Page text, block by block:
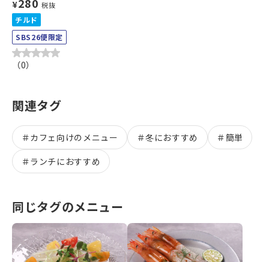
¥
税抜
チルド
SBS26便限定
（0）
関連タグ
＃カフェ向けのメニュー ＃冬におすすめ ＃簡単
＃ランチにおすすめ
同じタグのメニュー